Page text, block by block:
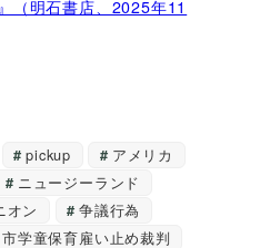
（明石書店、2025年11
pickup
アメリカ
ニュージーランド
オン
争議行為
学童保育雇い止め裁判